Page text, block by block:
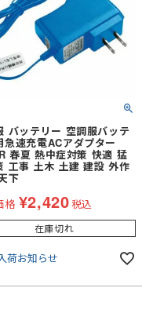
バッテリー 空調服バッテ
急速充電ACアダプター
春夏 熱中症対策 快適 猛
工事 土木 土建 建設 外作
下
格 ¥2,420税込
在庫切れ
荷お知らせ